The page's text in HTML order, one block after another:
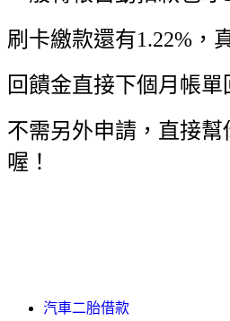
刷卡繳款還有1.22%，
回饋金直接下個月帳單
不需另外申請，直接幫
喔！
汽車二胎借款